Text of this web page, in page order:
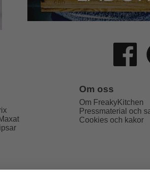
Om oss
Om FreakyKitchen
Pressmaterial och
Cookies och kakor